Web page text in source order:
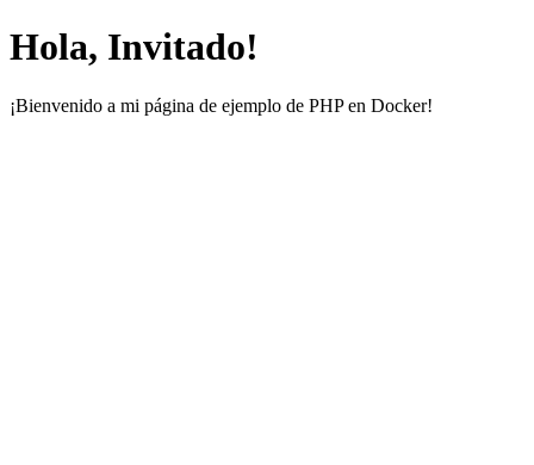
Hola, Invitado!
¡Bienvenido a mi página de ejemplo de PHP en Docker!